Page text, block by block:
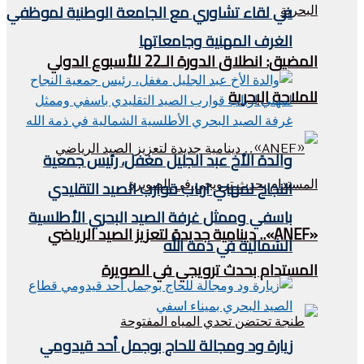
المضيق: انطلاق الدورة الـ22 للأسبوع الدولي
للملاحة البحرية
«ANEF».. دينامية جديدة لتعزيز الصيد الرياضي
المستدام بحدث ترويجي في الصويرة
في لقاء تشاوري مع الجامعة الوطنية لموظفي
الغرف المهنية وجامعاتها
والدة الأخ عبد الجليل مغفل، رئيس جمعية
النجاح لمهني ارباب قوارب الصيد التقليدي
باسفي وممثل غرفة الصيد البحري الأطلسية
الشمالية في ذمة الله
زيارة ود ومجالة للحاج بوجمل أحد قيدومي